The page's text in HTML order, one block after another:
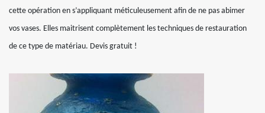
cette opération en s’appliquant méticuleusement afin de ne pas abimer
vos vases. Elles maitrisent complètement les techniques de restauration
de ce type de matériau. Devis gratuit !